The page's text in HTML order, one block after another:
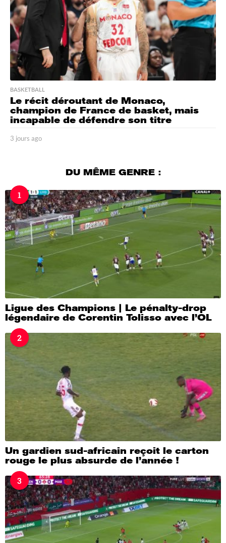
BASKETBALL
Le récit déroutant de Monaco,
champion de France de basket, mais
incapable de défendre son titre
3 jours ago
a
g
o
DU MÊME GENRE :
1
Ligue des Champions | Le pénalty-drop
légendaire de Corentin Tolisso avec l’OL
2
Un gardien sud-africain reçoit le carton
rouge le plus absurde de l’année !
3